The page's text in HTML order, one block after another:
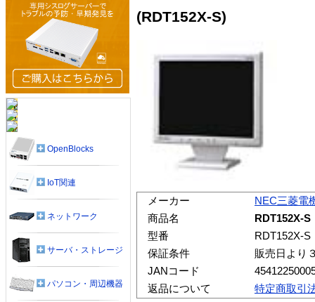
(RDT152X-S)
メーカー
NEC三菱電
商品名
RDT152X-S
型番
RDT152X-S
保証条件
販売日より
JANコード
返品について
特定商取引
OpenBlocks
IoT関連
ネットワーク
サーバ・ストレージ
パソコン・周辺機器